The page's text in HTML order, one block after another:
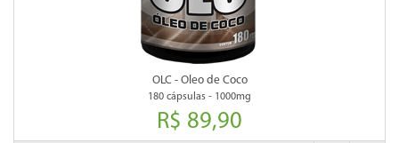
OLC - Oleo de Coco
180 cápsulas - 1000mg
R$ 89,90